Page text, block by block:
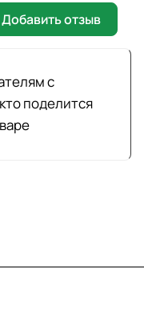
с
поделится
Добавить отзыв